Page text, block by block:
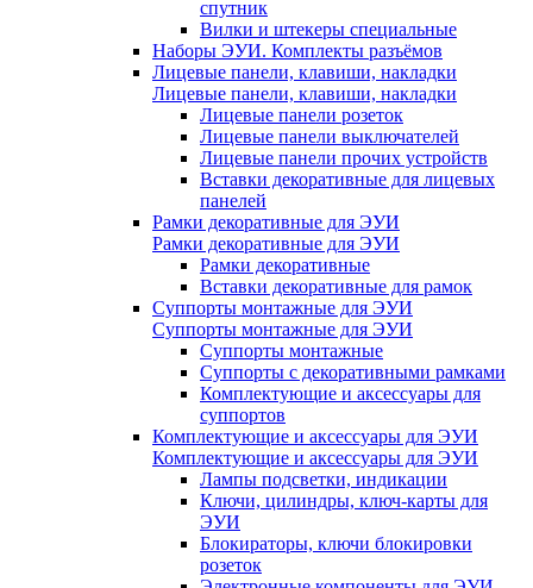
спутник
Вилки и штекеры специальные
Наборы ЭУИ. Комплекты разъёмов
Лицевые панели, клавиши, накладки
Лицевые панели, клавиши, накладки
Лицевые панели розеток
Лицевые панели выключателей
Лицевые панели прочих устройств
Вставки декоративные для лицевых
панелей
Рамки декоративные для ЭУИ
Рамки декоративные для ЭУИ
Рамки декоративные
Вставки декоративные для рамок
Суппорты монтажные для ЭУИ
Суппорты монтажные для ЭУИ
Суппорты монтажные
Суппорты с декоративными рамками
Комплектующие и аксессуары для
суппортов
Комплектующие и аксессуары для ЭУИ
Комплектующие и аксессуары для ЭУИ
Лампы подсветки, индикации
Ключи, цилиндры, ключ-карты для
ЭУИ
Блокираторы, ключи блокировки
розеток